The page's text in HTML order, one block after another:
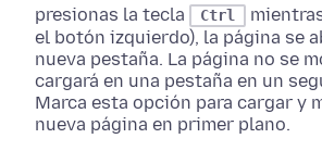
presionas la tecla
Ctrl
el botón izquierdo), la página se
nueva pestaña. La página no se
cargará en una pestaña en un
Marca esta opción para cargar y
nueva página en primer plano.